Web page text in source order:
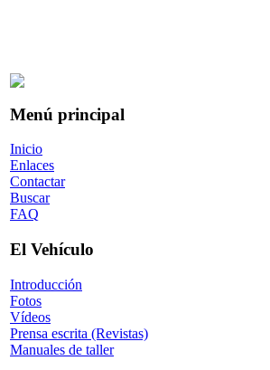
Menú principal
Inicio
Enlaces
Contactar
Buscar
FAQ
El Vehículo
Introducción
Fotos
Vídeos
Prensa escrita (Revistas)
Manuales de taller